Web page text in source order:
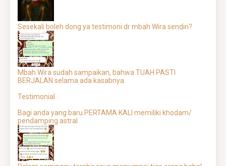
Sesekali boleh dong ya testimoni dr mbah Wira sendiri?
Mbah Wira sudah sampaikan, bahwa TUAH PASTI
BERJALAN selama ada kasabnya
Testimonial
Bagi anda yang baru PERTAMA KALI memiliki khodam/
pendamping astral